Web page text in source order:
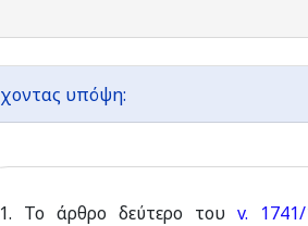
υπόψη:
1. Το άρθρο δεύτερο τουv.